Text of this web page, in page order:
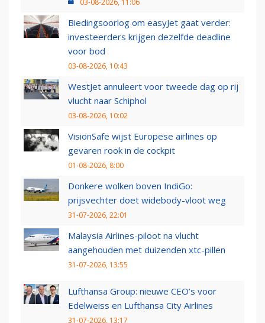
03-08-2026, 11:06
Biedingsoorlog om easyJet gaat verder:
investeerders krijgen dezelfde deadline
voor bod
03-08-2026, 10:43
WestJet annuleert voor tweede dag op rij
vlucht naar Schiphol
03-08-2026, 10:02
VisionSafe wijst Europese airlines op
gevaren rook in de cockpit
01-08-2026, 8:00
Donkere wolken boven IndiGo:
prijsvechter doet widebody-vloot weg
31-07-2026, 22:01
Malaysia Airlines-piloot na vlucht
aangehouden met duizenden xtc-pillen
31-07-2026, 13:55
Lufthansa Group: nieuwe CEO’s voor
Edelweiss en Lufthansa City Airlines
31-07-2026, 13:17